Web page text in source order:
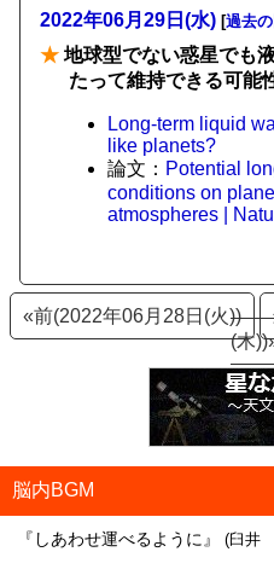
2022年06月29日(水) [過去
★ 地球型でない惑星でも
たって維持できる可能
Long-term liquid
like planets?
論文： Potential
conditions on
atmospheres |
«前(2022年06月28日(火))
(木
脳内BGM
『しあわせ運べるように』 (臼井